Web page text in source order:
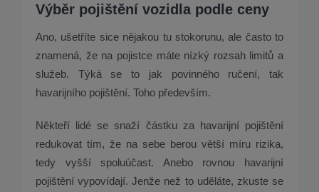
Výběr pojištění vozidla podle ceny
Ano, ušetříte sice nějakou tu stokorunu, ale často to
znamená, že na pojistce máte nízký rozsah limitů a
služeb. Týká se to jak povinného ručení, tak
havarijního pojištění. Toho především.
Někteří lidé se snaží částku za havarijní pojištění
redukovat tím, že na sebe berou větší míru rizika,
tedy vyšší spoluúčast. Anebo rovnou havarijní
pojištění vypovídají. Jenže než to uděláte, zkuste se